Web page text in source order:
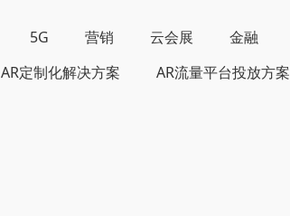
5G 营销 云会展 金融
AR定制化解决方案 AR流量平台投放方案